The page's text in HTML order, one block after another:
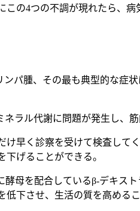
の4つの不調が現れたら、
パ腫、その最も典型的な症
ラル代謝に問題が発生し、
早く診察を受けて検査し
げることができる。
母を配合しているβ-デキス
下させ、生活の質を高めるこ